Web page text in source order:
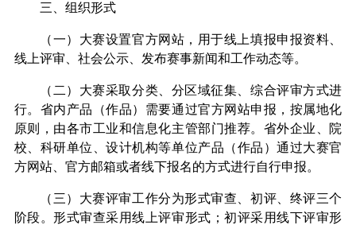
三、组织形式
（一）大赛设置官方网站，用于线上填报申报资料、
线上评审、社会公示、发布赛事新闻和工作动态等。
（二）大赛采取分类、分区域征集、综合评审方式进
行。省内产品（作品）需要通过官方网站申报，按属地化
原则，由各市工业和信息化主管部门推荐。省外企业、院
校、科研单位、设计机构等单位产品（作品）通过大赛官
方网站、官方邮箱或者线下报名的方式进行自行申报。
（三）大赛评审工作分为形式审查、初评、终评三个
阶段。形式审查采用线上评审形式；初评采用线下评审形